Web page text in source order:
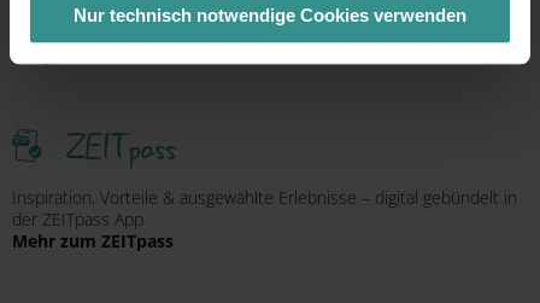
von Drittanbietern (auch in den USA) verwendet werden
Deaktivierung finden Sie in
Datenschutzerklärung
Nur technisch notwendige Cookies verwenden
Mail
info@mbn-tourismus.at
ZEITpass
Inspiration, Vorteile & ausgewählte Erlebnisse – digital gebündelt in
der ZEITpass App
Mehr zum ZEITpass